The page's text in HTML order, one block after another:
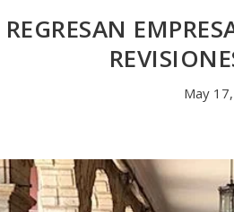
REGRESAN
May